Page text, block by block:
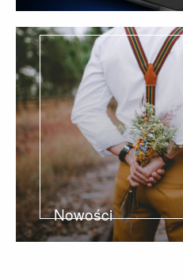
8Topics
Nowości
1